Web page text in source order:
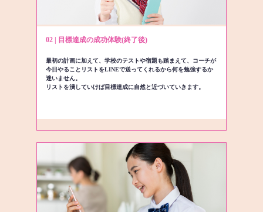
02 | 目標達成の成功体験(終了後)
最初の計画に加えて、学校のテストや宿題も踏まえて、コーチが
今日やることリストをLINEで送ってくれるから何を勉強するか
迷いません。
リストを潰していけば目標達成に自然と近づいていきます。